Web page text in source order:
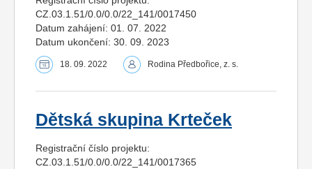
CZ.03.1.51/0.0/0.0/22_141/0017450
Datum zahájení: 01. 07. 2022
Datum ukončení: 30. 09. 2023
18. 09. 2022 Rodina Předbořice, z. s.
Dětská skupina Krteček
Registrační číslo projektu:
CZ.03.1.51/0.0/0.0/22_141/0017365